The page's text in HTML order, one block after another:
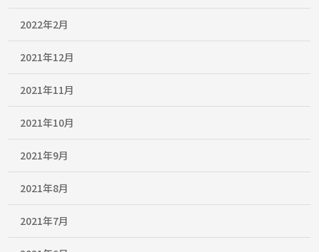
2022年2月
2021年12月
2021年11月
2021年10月
2021年9月
2021年8月
2021年7月